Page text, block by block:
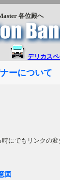
各位殿へ
デリカス
ーについて
にでもリンクの変
図